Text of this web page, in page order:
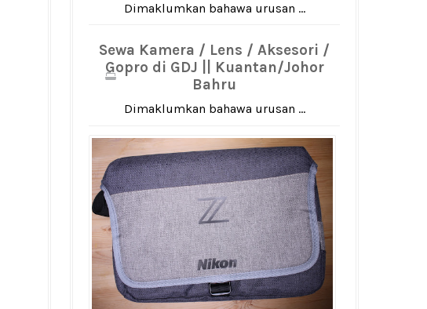
Dimaklumkan bahawa urusan ...
Sewa Kamera / Lens / Aksesori /
Gopro di GDJ || Kuantan/Johor
Bahru
Dimaklumkan bahawa urusan ...